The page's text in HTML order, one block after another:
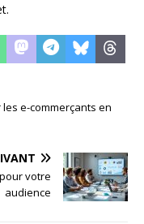
e-commerçants en
votre
audience